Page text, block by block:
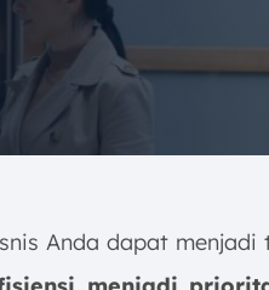
Anda dapat menjadi